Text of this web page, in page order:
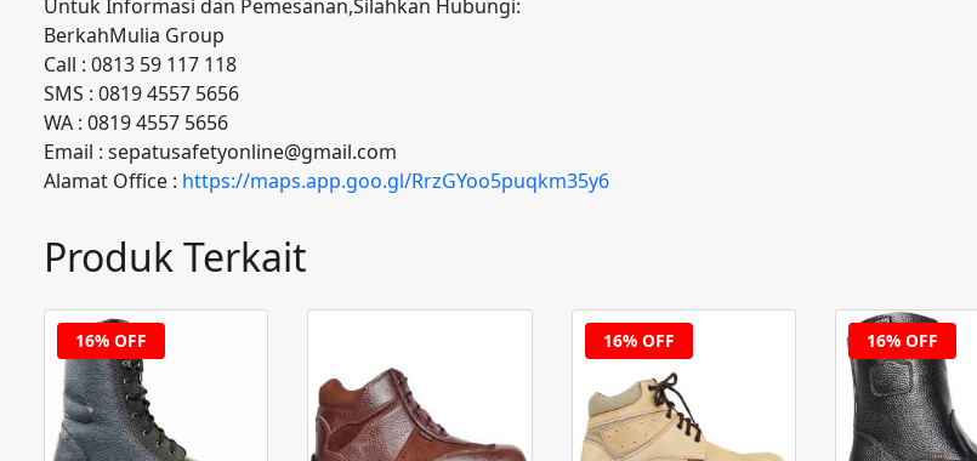
Untuk Informasi dan Pemesanan,Silahkan Hubungi:
BerkahMulia Group
Call : 0813 59 117 118
SMS : 0819 4557 5656
WA : 0819 4557 5656
Email : sepatusafetyonline@gmail.com
Alamat Office : https://maps.app.goo.gl/RrzGYoo5puqkm35y6
Produk Terkait
16% OFF 16% OFF 16% OFF